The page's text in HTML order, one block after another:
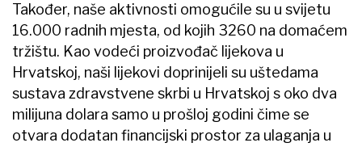
Također, naše aktivnosti omogućile su u svijetu
16.000 radnih mjesta, od kojih 3260 na domaćem
tržištu. Kao vodeći proizvođač lijekova u
Hrvatskoj, naši lijekovi doprinijeli su uštedama
sustava zdravstvene skrbi u Hrvatskoj s oko dva
milijuna dolara samo u prošloj godini čime se
otvara dodatan financijski prostor za ulaganja u